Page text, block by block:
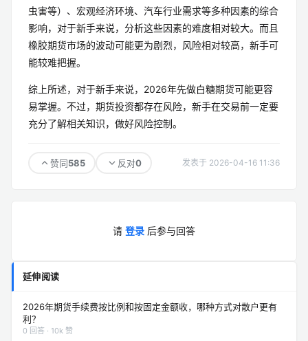
虫害等）、宏观经济环境、汽车行业需求等多种因素的综合
影响，对于新手来说，分析这些因素的难度相对较大。而且
橡胶期货市场的波动可能更为剧烈，风险相对较高，新手可
能较难把握。
综上所述，对于新手来说，2026年先做白糖期货可能更容
易掌握。不过，期货投资都存在风险，新手在交易前一定要
充分了解相关知识，做好风险控制。
赞同585 反对0 发表于 2026-04-16 11:36
请 登录 后参与回答
延伸阅读
2026年期货手续费按比例和按固定金额收，哪种方式对散户更有
利？
0 回答 · 10k 赞